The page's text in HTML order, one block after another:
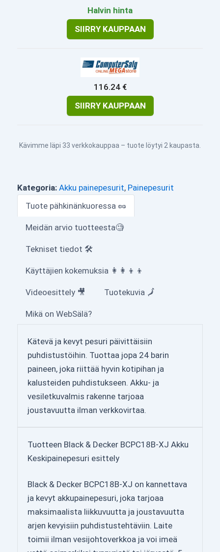
Halvin hinta
SIIRRY KAUPPAAN
116.24 €
SIIRRY KAUPPAAN
Kävimme läpi 33 verkkokauppaa – tuote löytyi 2 kaupasta.
Kategoria: Akku painepesurit, Painepesurit
Tuote pähkinänkuoressa 🥜
Meidän arvio tuotteesta🧐
Tekniset tiedot 🛠
Käyttäjien kokemuksia 👩‍👩‍👦‍👦
Videoesittely 🎥 Tuotekuvia 🗾
Mikä on WebSälä?
Kätevä ja kevyt pesuri päivittäisiin
puhdistustöihin. Tuottaa jopa 24 barin
paineen, joka riittää hyvin kotipihan ja
kalusteiden puhdistukseen. Akku- ja
vesiletkuvalmis rakenne tarjoaa
joustavuutta ilman verkkovirtaa.
Tuotteen Black & Decker BCPC18B-XJ Akku
Keskipainepesuri esittely
Black & Decker BCPC18B-XJ on kannettava
ja kevyt akkupainepesuri, joka tarjoaa
maksimaalista liikkuvuutta ja joustavuutta
arjen kevyisiin puhdistustehtäviin. Laite
toimii ilman vesijohtoverkkoa ja voi imeä